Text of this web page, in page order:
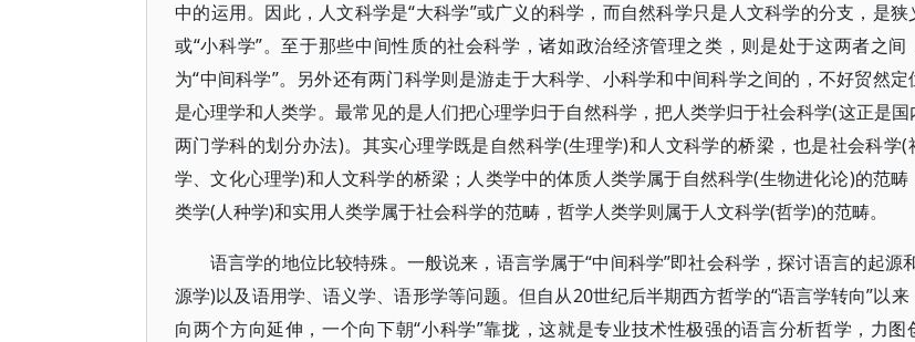
中的运用。因此，人文科学是“大科学”或广义的科学，而自然科学只是人文科学的分支，是狭
或“小科学”。至于那些中间性质的社会科学，诸如政治经济管理之类，则是处于这两者之间
为“中间科学”。另外还有两门科学则是游走于大科学、小科学和中间科学之间的，不好贸然定
是心理学和人类学。最常见的是人们把心理学归于自然科学，把人类学归于社会科学(这正是国
两门学科的划分办法)。其实心理学既是自然科学(生理学)和人文科学的桥梁，也是社会科学(
学、文化心理学)和人文科学的桥梁；人类学中的体质人类学属于自然科学(生物进化论)的范畴
类学(人种学)和实用人类学属于社会科学的范畴，哲学人类学则属于人文科学(哲学)的范畴。
语言学的地位比较特殊。一般说来，语言学属于“中间科学”即社会科学，探讨语言的起源
源学)以及语用学、语义学、语形学等问题。但自从20世纪后半期西方哲学的“语言学转向”以来
向两个方向延伸，一个向下朝“小科学”靠拢，这就是专业技术性极强的语言分析哲学，力图